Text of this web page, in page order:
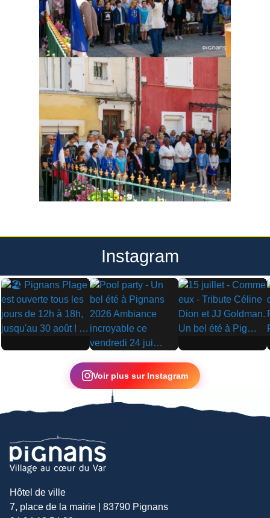
Instagram
▶
▶
▶
Voir plus sur Instagram
Hôtel de ville
7, place de la mairie | 83790 Pignans